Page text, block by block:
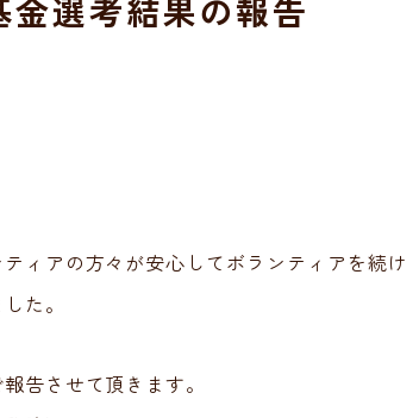
選考結果の報告
ィアの方々が安心してボランティアを続け
た。
告させて頂きます。